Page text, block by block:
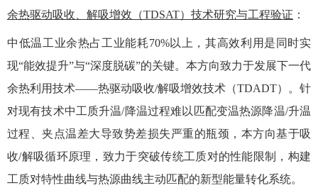
余热驱动吸收、解吸增效（TDSAT）技术研究与工程验证 ：
中低温工业余热占工业能耗70%以上，其高效利用是同时实
现“能效提升”与“深度脱碳”的关键。本方向致力于发展下一代
余热利用技术——热驱动吸收/解吸增效技术（TDADT）。针
对现有技术中工质升温/降温过程难以匹配变温热源降温/升温
过程、夹点温差大导致势差损失严重的瓶颈，本方向基于吸
收/解吸循环原理，致力于突破传统工质对的性能限制，构建
工质对特性曲线与热源曲线主动匹配的新型能量转化系统。